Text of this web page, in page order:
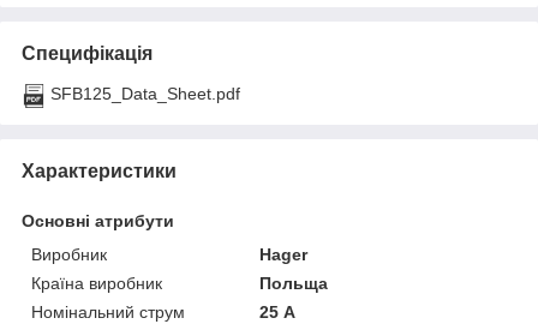
Специфікація
SFB125_Data_Sheet.pdf
Характеристики
Основні атрибути
Виробник
Hager
Країна виробник
Польща
Номінальний струм
25 А